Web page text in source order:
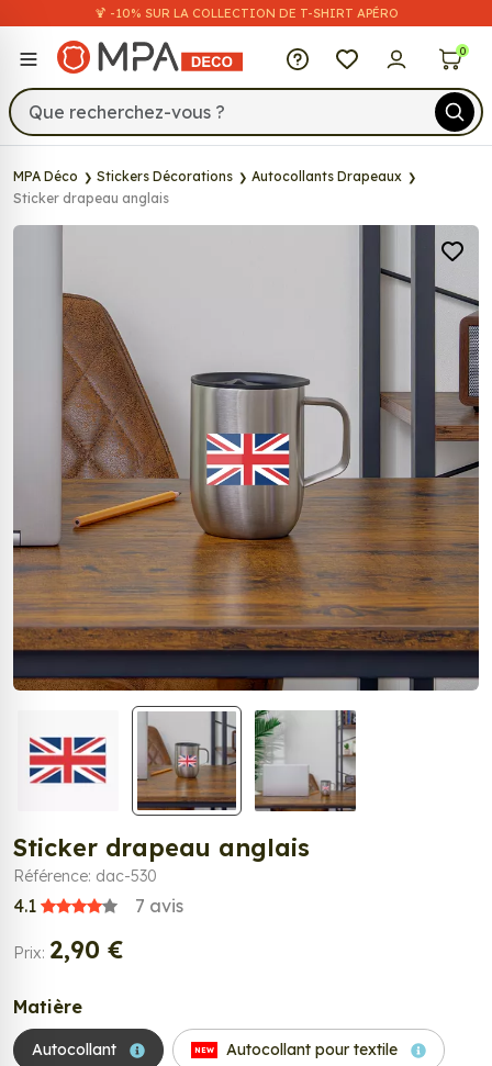
🍹 -10% SUR LA COLLECTION DE T-SHIRT APÉRO
MPA Déco 0
MPA Déco Stickers Décorations
Autocollants Drapeaux
Sticker drapeau anglais
Sticker drapeau anglais
Référence: dac-530
4.1 7 avis
Prix: 2,90 €
Matière
Autocollant NEW Autocollant pour textile